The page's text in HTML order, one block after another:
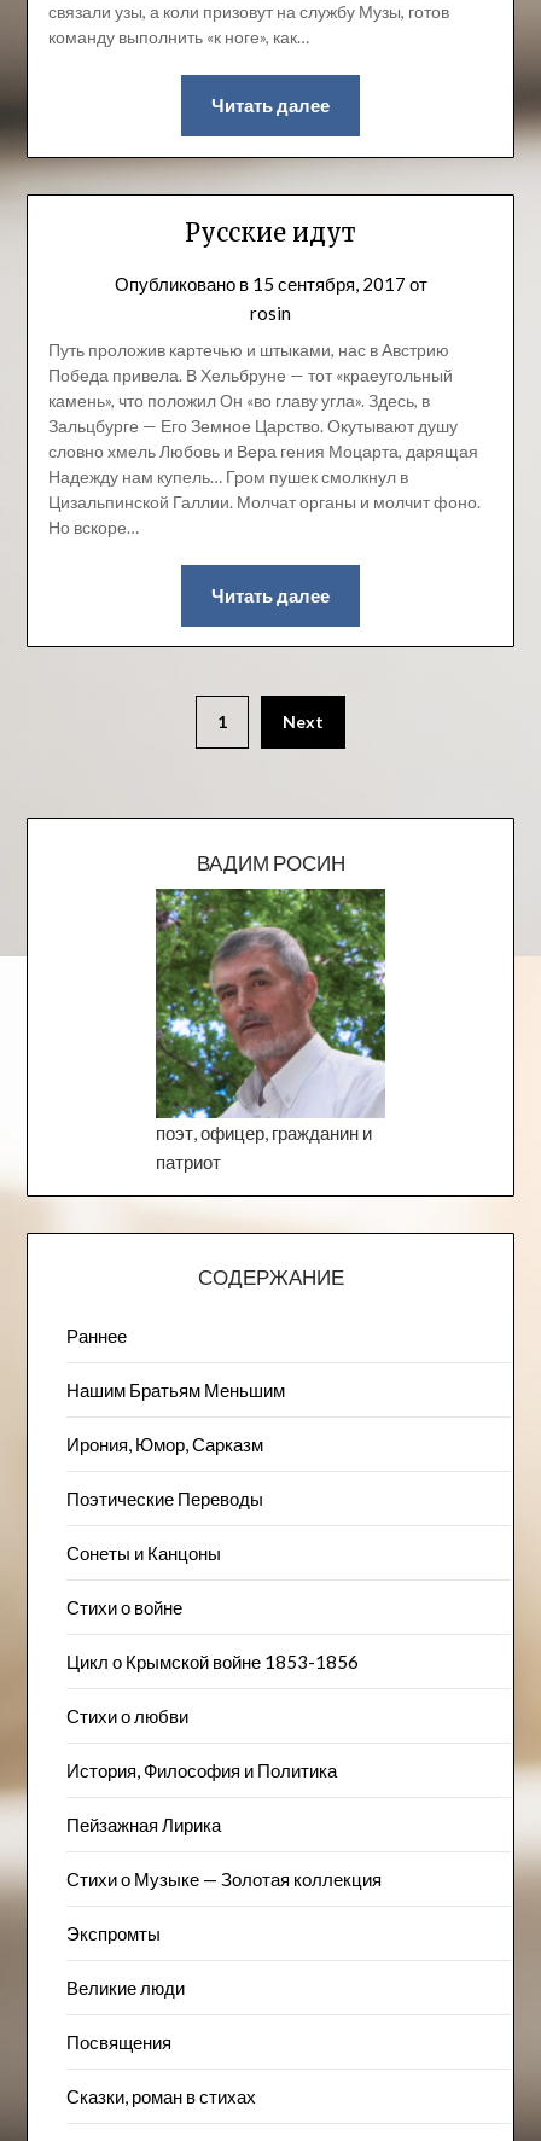
связали узы, а коли призовут на службу Музы, готов
команду выполнить «к ноге», как…
Читать далее
Русские идут
Опубликовано в 15 сентября, 2017 от
rosin
Путь проложив картечью и штыками, нас в Австрию
Победа привела. В Хельбруне — тот «краеугольный
камень», что положил Он «во главу угла». Здесь, в
Зальцбурге — Его Земное Царство. Окутывают душу
словно хмель Любовь и Вера гения Моцарта, дарящая
Надежду нам купель… Гром пушек смолкнул в
Цизальпинской Галлии. Молчат органы и молчит фоно.
Но вскоре…
Читать далее
1 Next
ВАДИМ РОСИН
поэт, офицер, гражданин и
патриот
СОДЕРЖАНИЕ
Раннее
Нашим Братьям Меньшим
Ирония, Юмор, Сарказм
Поэтические Переводы
Сонеты и Канцоны
Стихи о войне
Цикл о Крымской войне 1853-1856
Стихи о любви
История, Философия и Политика
Пейзажна​я Лирика
Стихи о Музыке — Золотая коллекция
Экспромты
Великие люди
Посвящения
Сказки, роман в стихах